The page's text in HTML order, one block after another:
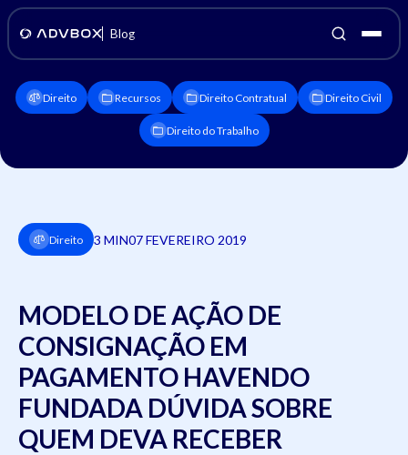
Blog
Direito Recursos Direito Contratual Direito Civil
Direito do Trabalho
Direito 3 MIN07 FEVEREIRO 2019
MODELO DE AÇÃO DE
CONSIGNAÇÃO EM
PAGAMENTO HAVENDO
FUNDADA DÚVIDA SOBRE
QUEM DEVA RECEBER